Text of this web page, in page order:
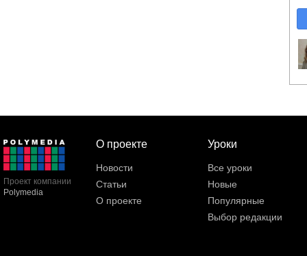
Проект компании
Polymedia
О проекте
Новости
Статьи
О проекте
Уроки
Все уроки
Новые
Популярные
Выбор редакции